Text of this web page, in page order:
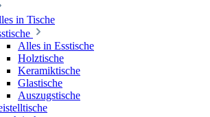
in Tische
Alles in Esstische
Holztische
Keramiktische
Glastische
Auszugstische